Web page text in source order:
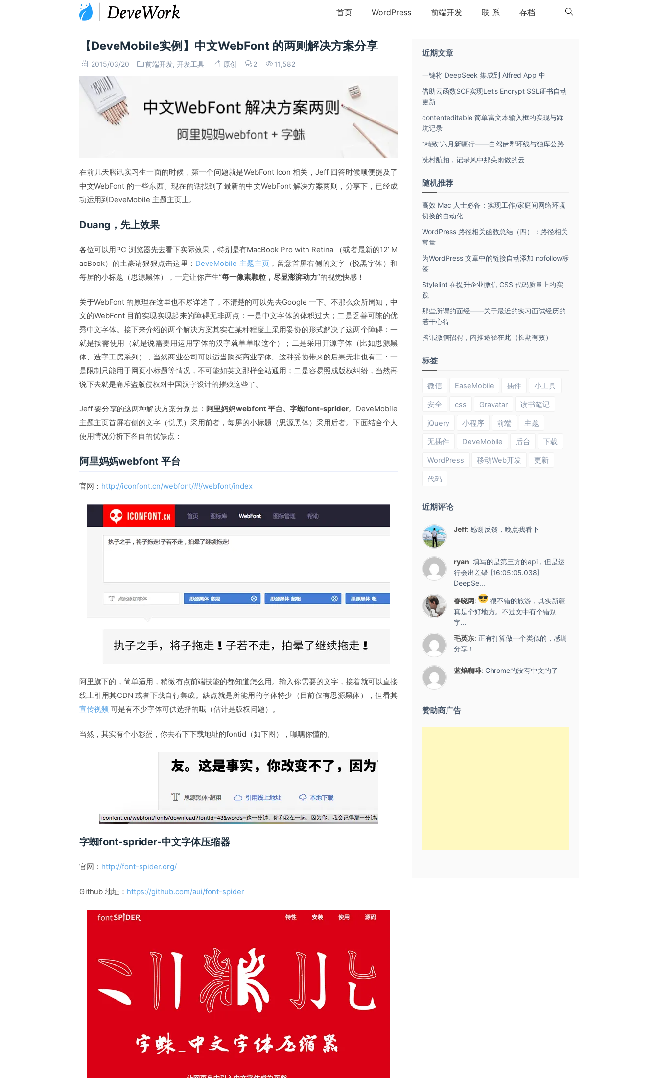
首页 WordPress 前端开发 联 系 存档
【DeveMobile实例】中文WebFont 的两则解决方案分享
2015/03/20 前端开发,开发工具 原创 2 11,582
在前几天腾讯实习生一面的时候，第一个问题就是WebFont Icon 相关，Jeff 回答时候顺便提及了
中文WebFont 的一些东西。现在的话找到了最新的中文WebFont 解决方案两则，分享下，已经成
功运用到DeveMobile 主题主页上。
Duang，先上效果
各位可以用PC 浏览器先去看下实际效果，特别是有MacBook Pro with Retina （或者最新的12’ M
acBook）的土豪请狠狠点击这里： DeveMobile 主题主页 ，留意首屏右侧的文字（悦黑字体）和
每屏的小标题（思源黑体），一定让你产生“每一像素颗粒，尽显澎湃动力”的视觉快感！
关于WebFont 的原理在这里也不尽详述了，不清楚的可以先去Google 一下。不那么众所周知，中
文的WebFont 目前实现实现起来的障碍无非两点：一是中文字体的体积过大；二是乏善可陈的优
秀中文字体。接下来介绍的两个解决方案其实在某种程度上采用妥协的形式解决了这两个障碍：一
就是按需使用（就是说需要用运用字体的汉字就单单取这个）；二是采用开源字体（比如思源黑
体、造字工房系列），当然商业公司可以适当购买商业字体。这种妥协带来的后果无非也有二：一
是限制只能用于网页小标题等情况，不可能如英文那样全站通用；二是容易照成版权纠纷，当然再
说下去就是痛斥盗版侵权对中国汉字设计的摧残这些了。
Jeff 要分享的这两种解决方案分别是： 阿里妈妈webfont 平台、字蜘font-sprider。DeveMobile
主题主页首屏右侧的文字（悦黑）采用前者，每屏的小标题（思源黑体）采用后者。下面结合个人
使用情况分析下各自的优缺点：
阿里妈妈webfont 平台
官网： http://iconfont.cn/webfont/#!/webfont/index
阿里旗下的，简单适用，稍微有点前端技能的都知道怎么用。输入你需要的文字，接着就可以直接
线上引用其CDN 或者下载自行集成。缺点就是所能用的字体特少（目前仅有思源黑体），但看其
宣传视频 可是有不少字体可供选择的哦（估计是版权问题）。
当然，其实有个小彩蛋，你去看下下载地址的fontid（如下图），嘿嘿你懂的。
字蜘font-sprider-中文字体压缩器
官网： http://font-spider.org/
Github 地址： https://github.com/aui/font-spider
近期文章
一键将 DeepSeek 集成到 Alfred App 中
借助云函数SCF实现Let’s Encrypt SSL证书自动
更新
contenteditable 简单富文本输入框的实现与踩
坑记录
“精致”六月新疆行——自驾伊犁环线与独库公路
冼村航拍，记录风中那朵雨做的云
随机推荐
高效 Mac 人士必备：实现工作/家庭间网络环境
切换的自动化
WordPress 路径相关函数总结（四）：路径相关
常量
为WordPress 文章中的链接自动添加 nofollow标
签
Stylelint 在提升企业微信 CSS 代码质量上的实
践
那些所谓的面经——关于最近的实习面试经历的
若干心得
腾讯微信招聘，内推途径在此（长期有效）
标签
微信 EaseMobile 插件 小工具
安全 css Gravatar 读书笔记
jQuery 小程序 前端 主题
无插件 DeveMobile 后台 下载
WordPress 移动Web开发 更新
代码
近期评论
Jeff: 感谢反馈，晚点我看下
ryan: 填写的是第三方的api，但是运
行会出差错 [16:05:05.038]
DeepSe...
春晓网:
很不错的旅游，其实新疆
真是个好地方。不过文中有个错别
字...
毛英东: 正有打算做一个类似的，感谢
分享！
蓝焰咖啡: Chrome的没有中文的了
赞助商广告